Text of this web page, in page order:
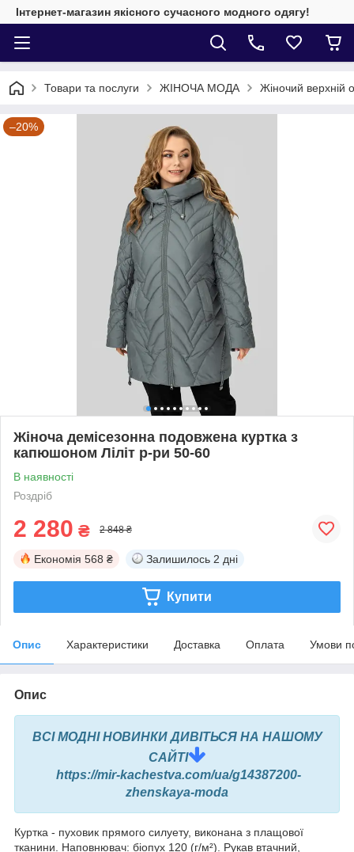
Інтернет-магазин якісного сучасного модного одягу!
Товари та послуги ЖІНОЧА МОДА Жіночий верхній
–20%
Жіноча демісезонна подовжена куртка з
капюшоном Ліліт р-ри 50-60
В наявності
Роздріб
2 280 ₴ 2 848 ₴
Економія 568 ₴ Залишилось 2 дні
Купити
Опис Характеристики Доставка Оплата Умови
Опис
ВСІ МОДНІ НОВИНКИ ДИВІТЬСЯ НА НАШОМУ
САЙТІ
https://mir-kachestva.com/ua/g14387200-
zhenskaya-moda
Куртка - пуховик прямого силуету, виконана з плащової
тканини. Наповнювач: біопух 120 (г/м²). Рукав втачний,